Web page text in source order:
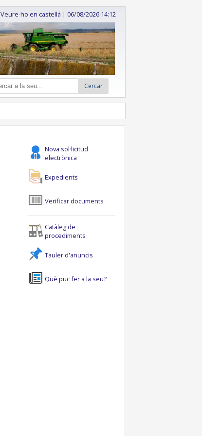
Veure-ho en castellà | 06/08/2026 14:12
Cercar
Nova sol·licitud
electrònica
Expedients
Verificar documents
Catàleg de
procediments
Tauler d'anuncis
Què puc fer a la seu?